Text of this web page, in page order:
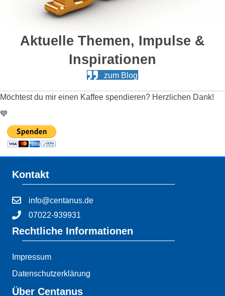
Aktuelle Themen, Impulse &
Inspirationen
zum Blog
Möchtest du mir einen Kaffee spendieren? Herzlichen Dank!
💙
Kontakt
info@centanus.de
07022-939931
Rechtliche Informationen
Impressum
Datenschutzerklärung
Über Centanus